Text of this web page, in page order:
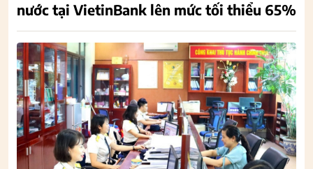
nước tại VietinBank lên mức tối thiểu 65%